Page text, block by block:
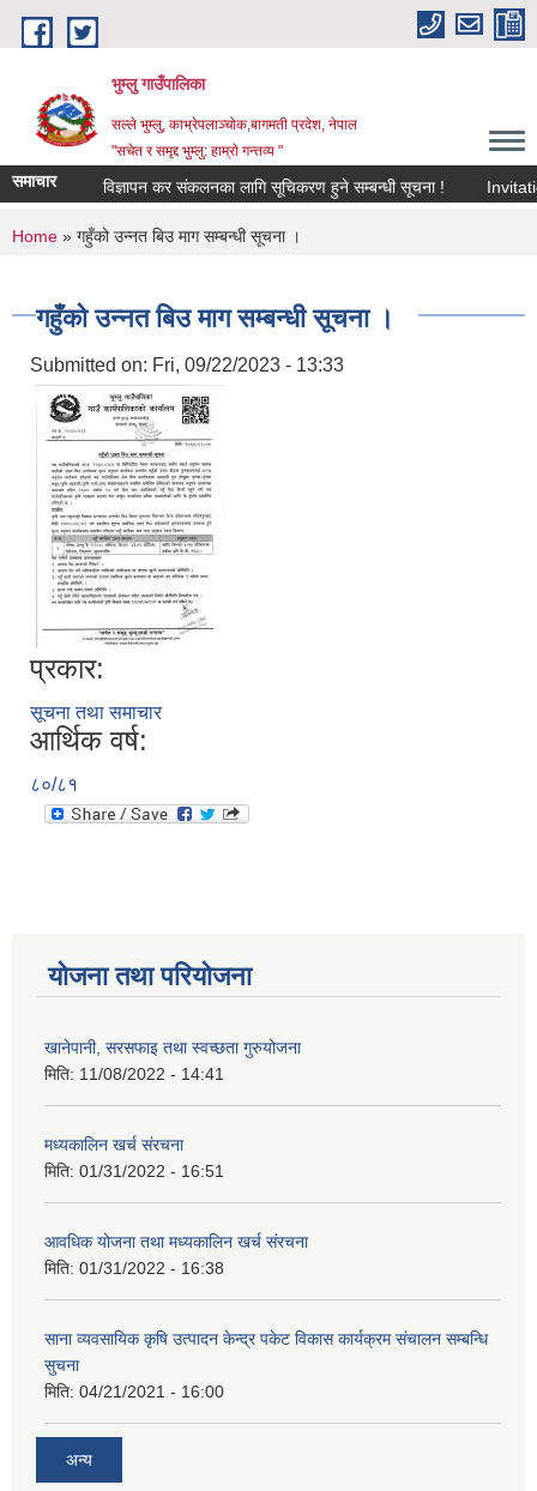
Skip to main content
भुम्लु गाउँपालिका
सल्ले भुम्लु, काभ्रेपलाञ्चोक,बागमती प्रदेश, नेपाल
"सचेत र समृद्द भुम्लु: हाम्राे गन्तव्य "
समाचार विज्ञापन कर संकलनका लागि सूचिकरण हुने सम्बन्धी सूचना !
You are here
Home » गहुँको उन्नत बिउ माग सम्बन्धी सूचना ।
गहुँको उन्नत बिउ माग सम्बन्धी सूचना ।
Submitted on: Fri, 09/22/2023 - 13:33
प्रकार:
सूचना तथा समाचार
आर्थिक वर्ष:
८०/८१
योजना तथा परियोजना
खानेपानी, सरसफाइ तथा स्वच्छता गुरुयोजना
मिति: 11/08/2022 - 14:41
मध्यकालिन खर्च संरचना
मिति: 01/31/2022 - 16:51
आवधिक योजना तथा मध्यकालिन खर्च संरचना
मिति: 01/31/2022 - 16:38
साना व्यवसायिक कृषि उत्पादन केन्द्र पकेट विकास कार्यक्रम संचालन सम्बन्धि
सुचना
मिति: 04/21/2021 - 16:00
अन्य